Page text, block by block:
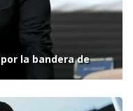
la bandera de